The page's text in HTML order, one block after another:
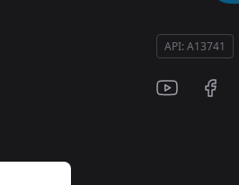
API: A13741